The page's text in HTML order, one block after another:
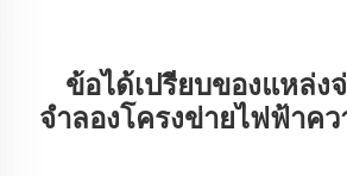
ข้อได้เปรียบของแหล่ง
จำลองโครงข่ายไฟฟ้าค